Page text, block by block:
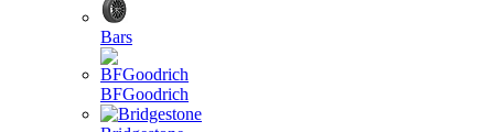
Bars
BFGoodrich